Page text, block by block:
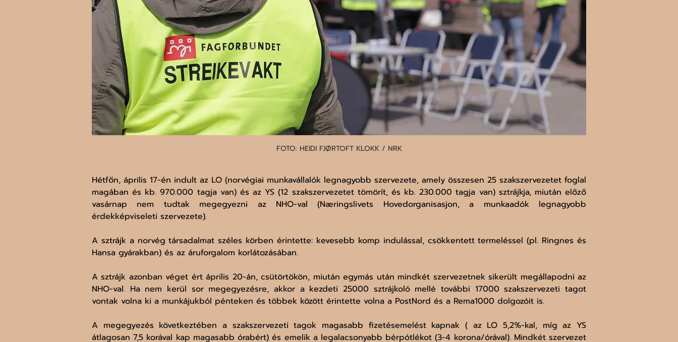
FOTO: HEIDI FJØRTOFT KLOKK / NRK
Hétfőn, április 17-én indult az LO (norvégiai munkavállalók legnagyobb szervezete, amely összesen 25 szakszervezetet foglal
magában és kb. 970.000 tagja van) és az YS (12 szakszervezetet tömörít, és kb. 230.000 tagja van) sztrájkja, miután előző
vasárnap nem tudtak megegyezni az NHO-val (Næringslivets Hovedorganisasjon, a munkaadók legnagyobb
érdekképviseleti szervezete).
A sztrájk a norvég társadalmat széles körben érintette: kevesebb komp indulással, csökkentett termeléssel (pl. Ringnes és
Hansa gyárakban) és az áruforgalom korlátozásában.
A sztrájk azonban véget ért április 20-án, csütörtökön, miután egymás után mindkét szervezetnek sikerült megállapodni az
NHO-val. Ha nem kerül sor megegyezésre, akkor a kezdeti 25000 sztrájkoló mellé további 17000 szakszervezeti tagot
vontak volna ki a munkájukból pénteken és többek között érintette volna a PostNord és a Rema1000 dolgozóit is.
A megegyezés következtében a szakszervezeti tagok magasabb fizetésemelést kapnak ( az LO 5,2%-kal, míg az YS
átlagosan 7,5 korával kap magasabb órabért) és emelik a legalacsonyabb bérpótlékot (3-4 korona/órával). Mindkét szervezet